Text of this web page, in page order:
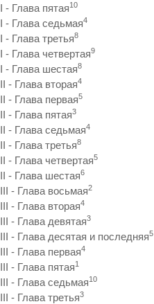
I - Глава пятая10
I - Глава седьмая4
I - Глава третья8
I - Глава четвертая9
I - Глава шестая8
II - Глава вторая4
II - Глава первая5
II - Глава пятая3
II - Глава седьмая4
II - Глава третья8
II - Глава четвертая5
II - Глава шестая6
III - Глава восьмая2
III - Глава вторая4
III - Глава девятая3
III - Глава десятая и последняя5
III - Глава первая4
III - Глава пятая1
III - Глава седьмая10
III - Глава третья3